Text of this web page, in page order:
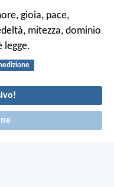
gioia, pace,
mitezza, dominio
legge.